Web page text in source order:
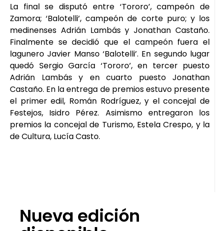
La final se disputó entre ‘Tororo’, campeón de
Zamora; ‘Balotelli’, campeón de corte puro; y los
medinenses Adrián Lambás y Jonathan Castaño.
Finalmente se decidió que el campeón fuera el
lagunero Javier Manso ‘Balotelli’. En segundo lugar
quedó Sergio García ‘Tororo’, en tercer puesto
Adrián Lambás y en cuarto puesto Jonathan
Castaño. En la entrega de premios estuvo presente
el primer edil, Román Rodríguez, y el concejal de
Festejos, Isidro Pérez. Asimismo entregaron los
premios la concejal de Turismo, Estela Crespo, y la
de Cultura, Lucía Casto.
Nueva edición